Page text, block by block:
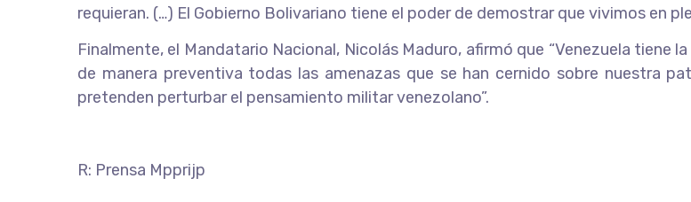
requieran. (…) El Gobierno Bolivariano tiene el poder de demostrar que vivimos en
Finalmente, el Mandatario Nacional, Nicolás Maduro, afirmó que “Venezuela
de manera preventiva todas las amenazas que se han cernido sobre nuestra
pretenden perturbar el pensamiento militar venezolano”.
R: Prensa Mpprijp